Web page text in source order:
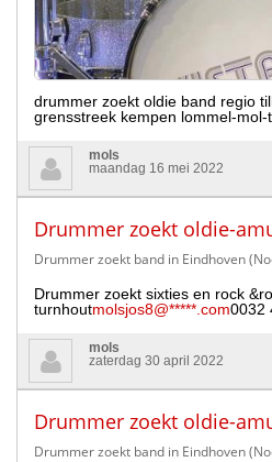
drummer zoekt oldie band regio
grensstreek kempen lommel-
mols
maandag 16 mei 2022
Drummer zoekt oldie-
Drummer zoekt band in Eindhoven
Drummer zoekt sixties en rock
turnhoutmolsjos8@*****.com0032
mols
zaterdag 30 april 2022
Drummer zoekt oldie-
Drummer zoekt band in Eindhoven